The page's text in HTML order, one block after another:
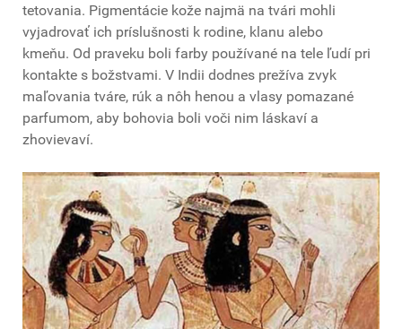
tetovania. Pigmentácie kože najmä na tvári mohli
vyjadrovať ich príslušnosti k rodine, klanu alebo
kmeňu. Od praveku boli farby používané na tele ľudí pri
kontakte s božstvami. V Indii dodnes prežíva zvyk
maľovania tváre, rúk a nôh henou a vlasy pomazané
parfumom, aby bohovia boli voči nim láskaví a
zhovievaví.